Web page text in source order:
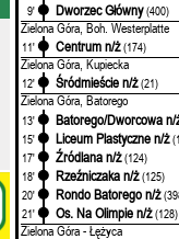
9' Dworzec Główny (400)
Zielona Góra, Boh. Westerplatte
11' Centrum n/ż (174)
Zielona Góra, Kupiecka
12' Śródmieście n/ż (21)
Zielona Góra, Batorego
13' Batorego/Dworcowa n/
15' Liceum Plastyczne n/ż
17'
Źródlana n/ż (124)
18'
Rzeźniczaka n/ż (125)
20'
Rondo Batorego n/ż
21'
Os. Na Olimpie n/ż (128)
Zielona Góra - Łężyca